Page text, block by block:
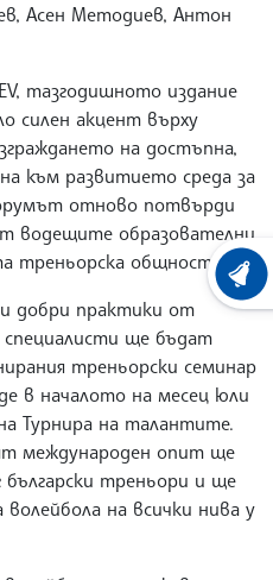
Асен Методиев, Антон
тазгодишното издание
силен акцент върху
на достъпна,
към развитието среда за
отново потвърди
водещите образователни
треньорска общност.
добри практики от
ще бъдат
треньорски семинар
в началото на месец юли
Турнира на талантите.
международен опит ще
треньори и ще
на всички нива у